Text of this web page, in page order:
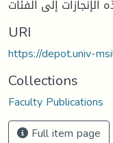
URI
https://depot.univ-
Collections
Faculty Publications
Full item page